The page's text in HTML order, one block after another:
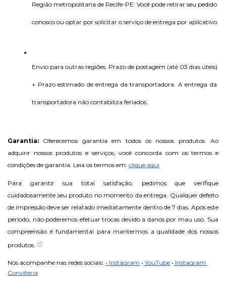
Região metropolitana de Recife-PE: Você pode retirar seu pedido
conosco ou optar por solicitar o serviço de entrega por aplicativo.
Envio para outras regiões: Prazo de postagem (até 03 dias úteis)
+ Prazo estimado de entrega da transportadora. A entrega da
transportadora não contabiliza feriados.
Garantia: Oferecemos garantia em todos os nossos produtos. Ao
adquirir nossos produtos e serviços, você concorda com os termos e
condições de garantia. Leia os termos em: clique aqui
Para garantir sua total satisfação, pedimos que verifique
cuidadosamente seu produto no momento da entrega. Qualquer defeito
de impressão deve ser relatado imediatamente dentro de 7 dias. Após este
período, não poderemos efetuar trocas devido a danos por mau uso. Sua
compreensão é fundamental para mantermos a qualidade dos nossos
produtos. ♡
Nos acompanhe nas redes sociais: • Instagram • YouTube • Instagram
Conviteria